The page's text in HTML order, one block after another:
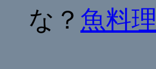
な？ 魚料